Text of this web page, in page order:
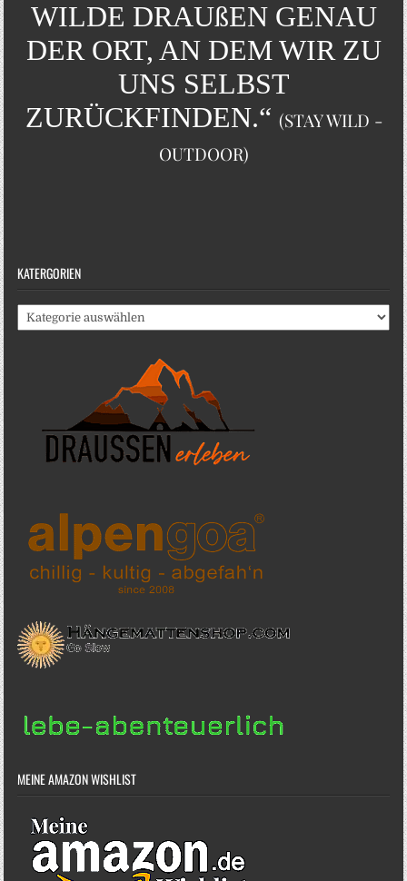
WILDE DRAUßEN GENAU
DER ORT, AN DEM WIR ZU
UNS SELBST
ZURÜCKFINDEN.“ (STAY WILD -
OUTDOOR)
KATERGORIEN
Katergorien
MEINE AMAZON WISHLIST